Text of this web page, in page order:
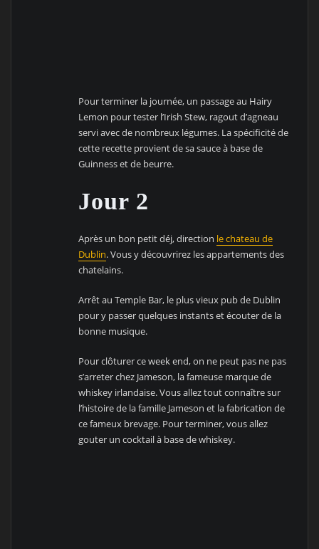
Pour terminer la journée, un passage au Hairy
Lemon pour tester l’Irish Stew, ragout d’agneau
servi avec de nombreux légumes. La spécificité de
cette recette provient de sa sauce à base de
Guinness et de beurre.
Jour 2
Après un bon petit déj, direction le chateau de
Dublin. Vous y découvrirez les appartements des
chatelains.
Arrêt au Temple Bar, le plus vieux pub de Dublin
pour y passer quelques instants et écouter de la
bonne musique.
Pour clôturer ce week end, on ne peut pas ne pas
s’arreter chez Jameson, la fameuse marque de
whiskey irlandaise. Vous allez tout connaître sur
l’histoire de la famille Jameson et la fabrication de
ce fameux brevage. Pour terminer, vous allez
gouter un cocktail à base de whiskey.